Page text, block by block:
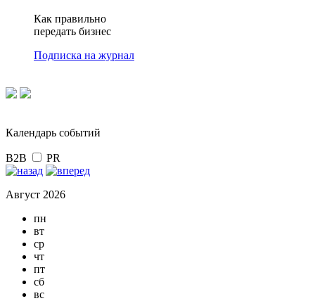
Как правильно
передать бизнес
Подписка на журнал
Календарь событий
B2B PR
Август 2026
пн
вт
ср
чт
пт
сб
вс